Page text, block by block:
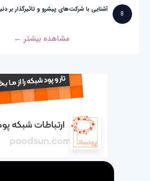
8
آشنایی با شرکت‌های پیشرو و تاثیرگذار
مشاهده بیشتر ←